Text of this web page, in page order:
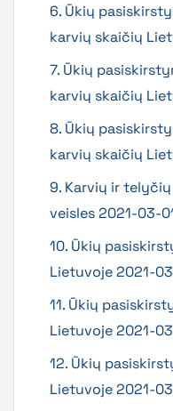
6. Ūkių
karvių skaičių
7. Ūkių
karvių skaičių
8. Ūkių
karvių skaičių
9. Karvių ir
veisles 2021-03-
10. Ūkių
Lietuvoje 2021-
11. Ūkių
Lietuvoje 2021-
12. Ūkių
Lietuvoje 2021-